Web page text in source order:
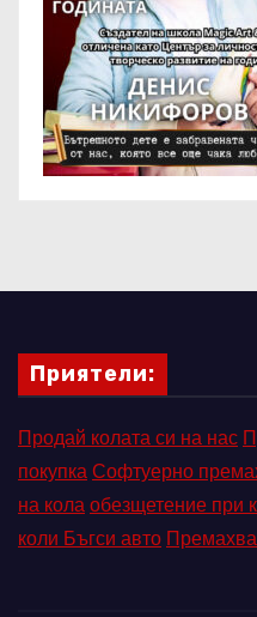
Приятели:
Продай колата си на нас
покупкаСофтуерно
на колаобезщетение при
коли Бъгси авто